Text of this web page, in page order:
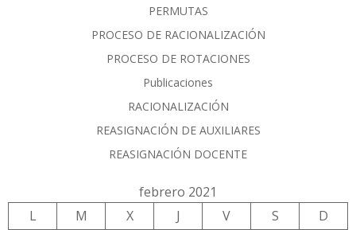
PERMUTAS
PROCESO DE RACIONALIZACIÓN
PROCESO DE ROTACIONES
Publicaciones
RACIONALIZACIÓN
REASIGNACIÓN DE AUXILIARES
REASIGNACIÓN DOCENTE
febrero 2021
L
M X J V S D